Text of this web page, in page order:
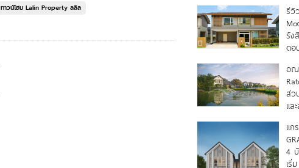
ทาวน์โฮม Lalin Property ลลิล
รีวิ
รัง
ดอ
อณ
ส่ว
แล
แก
4
เริ่